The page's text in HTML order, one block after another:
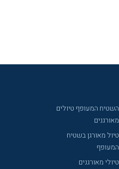
השטיח המעופף טיולים
מאורגנים
טיול מאורגן בשטיח
המעופף
טיולי מאורגנים